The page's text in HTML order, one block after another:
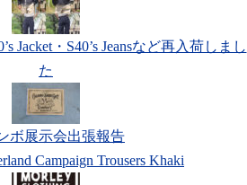
Jacket・S40’s Jeansなど再入荷しまし
た
ボ展示会出張報告
Campaign Trousers Khaki